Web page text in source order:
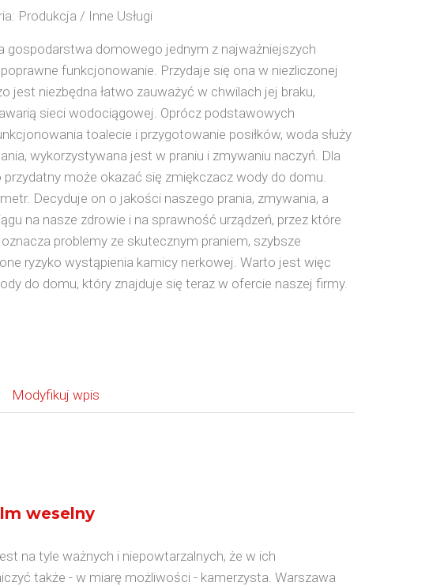
Produkcja / Inne Usługi
gospodarstwa domowego jednym z najważniejszych
funkcjonowanie. Przydaje się ona w niezliczonej
jest niezbędna łatwo zauważyć w chwilach jej braku,
sieci wodociągowej. Oprócz podstawowych
toalecie i przygotowanie posiłków, woda służy
wykorzystywana jest w praniu i zmywaniu naczyń. Dla
może okazać się zmiękczacz wody do domu.
Decyduje on o jakości naszego prania, zmywania, a
na nasze zdrowie i na sprawność urządzeń, przez które
problemy ze skutecznym praniem, szybsze
ryzyko wystąpienia kamicy nerkowej. Warto jest więc
do domu, który znajduje się teraz w ofercie naszej firmy.
Modyfikuj wpis
weselny
na tyle ważnych i niepowtarzalnych, że w ich
także - w miarę możliwości - kamerzysta. Warszawa